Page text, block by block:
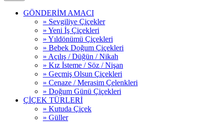
GÖNDERİM AMACI
» Sevgiliye Çiçekler
» Yeni İş Çiçekleri
» Yıldönümü Çiçekleri
» Bebek Doğum Çiçekleri
» Açılış / Düğün / Nikah
» Kız İsteme / Söz / Nişan
» Geçmiş Olsun Çiçekleri
» Cenaze / Merasim Çelenkleri
» Doğum Günü Çiçekleri
ÇİÇEK TÜRLERİ
» Kutuda Çiçek
» Güller